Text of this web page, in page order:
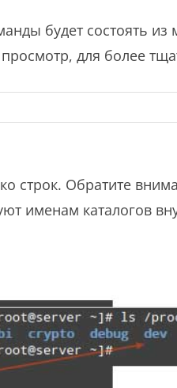
будет состоять из
для более
строк. Обратите
именам каталогов